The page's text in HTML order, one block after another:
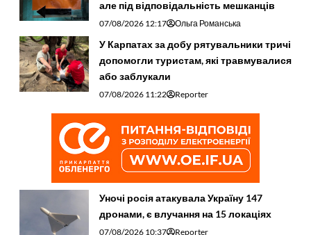
але під відповідальність мешканців
07/08/2026 12:17 Ольга Романська
У Карпатах за добу рятувальники тричі
допомогли туристам, які травмувалися
або заблукали
07/08/2026 11:22 Reporter
Уночі росія атакувала Україну 147
дронами, є влучання на 15 локаціях
07/08/2026 10:37 Reporter